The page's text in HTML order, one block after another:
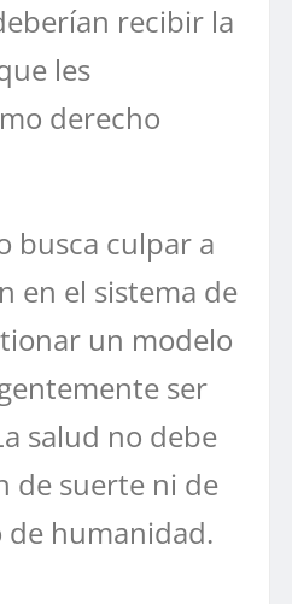
recibir la
les
derecho
busca culpar a
en el sistema de
un modelo
ser
salud no debe
de suerte ni de
de humanidad.